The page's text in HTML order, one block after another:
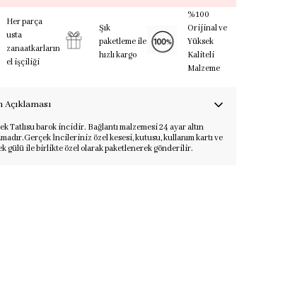
Her parça
usta
zanaatkarların
el işçiliği
Şık
paketleme ile
hızlı kargo
%100
Orijinal ve
Yüksek
Kaliteli
Malzeme
Açıklaması
Tatlısu barok incidir. Bağlantı malzemesi 24 ayar altın
Gerçek İncileriniz özel kesesi, kutusu, kullanım kartı ve
gülü ile birlikte özel olarak paketlenerek gönderilir.